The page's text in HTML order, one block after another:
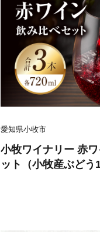
愛知県小牧市
小牧ワイナリー 赤
ット（小牧産ぶどう